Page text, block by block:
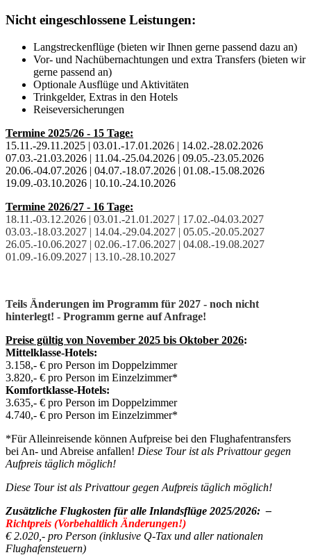
Nicht eingeschlossene Leistungen:
Langstreckenflüge (bieten wir Ihnen gerne passend dazu an)
Vor- und Nachübernachtungen und extra Transfers (bieten wir
gerne passend an)
Optionale Ausflüge und Aktivitäten
Trinkgelder, Extras in den Hotels
Reiseversicherungen
Termine 2025/26 - 15 Tage:
15.11.-29.11.2025 | 03.01.-17.01.2026 | 14.02.-28.02.2026
07.03.-21.03.2026 | 11.04.-25.04.2026 | 09.05.-23.05.2026
20.06.-04.07.2026 | 04.07.-18.07.2026 | 01.08.-15.08.2026
19.09.-03.10.2026 | 10.10.-24.10.2026
Termine 2026/27 - 16 Tage:
18.11.-03.12.2026 | 03.01.-21.01.2027 | 17.02.-04.03.2027
03.03.-18.03.2027 | 14.04.-29.04.2027 | 05.05.-20.05.2027
26.05.-10.06.2027 | 02.06.-17.06.2027 | 04.08.-19.08.2027
01.09.-16.09.2027 | 13.10.-28.10.2027
Teils Änderungen im Programm für 2027 - noch nicht
hinterlegt! - Programm gerne auf Anfrage!
Preise gültig von November 2025 bis Oktober 2026:
Mittelklasse-Hotels:
3.158,- € pro Person im Doppelzimmer
3.820,- € pro Person im Einzelzimmer*
Komfortklasse-Hotels:
3.635,- € pro Person im Doppelzimmer
4.740,- € pro Person im Einzelzimmer*
*Für Alleinreisende können Aufpreise bei den Flughafentransfers
bei An- und Abreise anfallen! Diese Tour ist als Privattour gegen
Aufpreis täglich möglich!
Diese Tour ist als Privattour gegen Aufpreis täglich möglich!
Zusätzliche Flugkosten für alle Inlandsflüge 2025/2026: –
Richtpreis (Vorbehaltlich Änderungen!)
€ 2.020,- pro Person (inklusive Q-Tax und aller nationalen
Flughafensteuern)